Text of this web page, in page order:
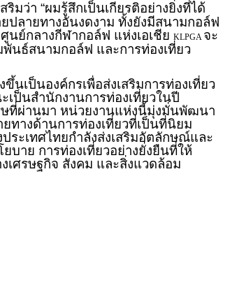
ริมว่า “ผมรู้สึกเป็นเกียรติอย่างยิ่งที่ได้
ปลายทางอันงดงาม ทั้งยังมีสนามกอล์ฟ
ย์กลางกีฬากอล์ฟ แห่งเอเชีย KLPGA จะ
นธ์สนามกอล์ฟ และการท่องเที่ยว
นเป็นองค์กรเพื่อส่งเสริมการท่องเที่ยว
เป็นสำนักงานการท่องเที่ยวในปี
ษที่ผ่านมา หน่วยงานแห่งนี้มุ่งมั่นพัฒนา
ทางด้านการท่องเที่ยวที่เป็นที่นิยม
ระเทศไทยกำลังส่งเสริมอัตลักษณ์และ
บาย การท่องเที่ยวอย่างยั่งยืนที่ให้
ศรษฐกิจ สังคม และสิ่งแวดล้อม